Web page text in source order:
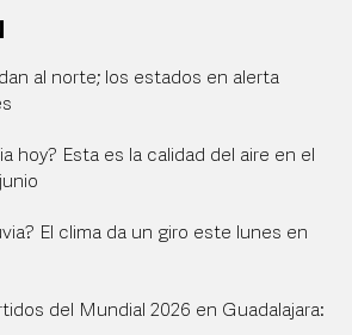
al norte; los estados en alerta
hoy? Esta es la calidad del aire en el
El clima da un giro este lunes en
del Mundial 2026 en Guadalajara: